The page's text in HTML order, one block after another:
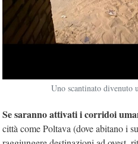
Uno scantinato
Se saranno attivati i corridoi
città come Poltava (dove abitano i